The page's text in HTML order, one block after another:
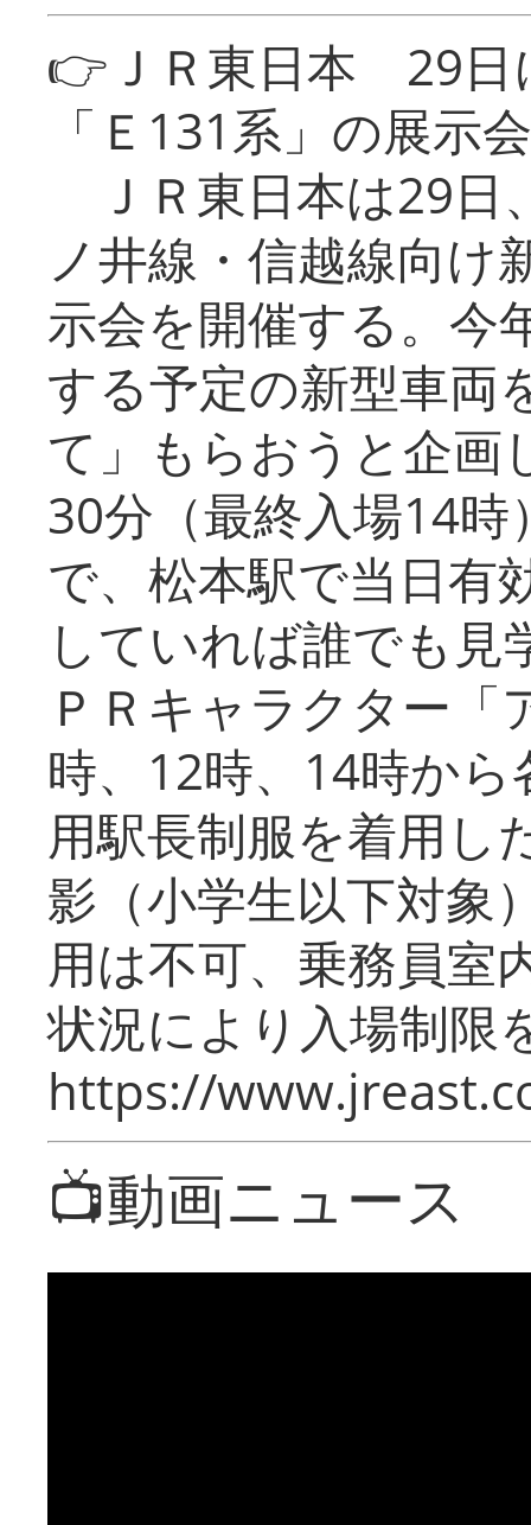
👉ＪＲ東日本 29日
「Ｅ131系」の展示会
ＪＲ東日本は29日
ノ井線・信越線向け
示会を開催する。今
する予定の新型車両
て」もらおうと企画
30分（最終入場14
で、松本駅で当日有
していれば誰でも
ＰＲキャラクター
時、12時、14時か
用駅長制服を着用し
影（小学生以下対象
用は不可、乗務員室
状況により入場制限
https://
📺動画ニュース